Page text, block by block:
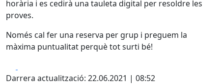
horària i es cedirà una tauleta digital per resoldre les
proves.
Només cal fer una reserva per grup i preguem la
màxima puntualitat perquè tot surti bé!
Darrera actualització: 22.06.2021 | 08:52